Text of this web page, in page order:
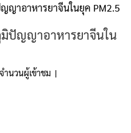
ญาอาหารยาจีนในยุค PM2.5
ปัญญาอาหารยาจีนใน
ำนวนผู้เข้าชม |